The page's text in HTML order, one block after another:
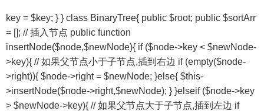
key = $key; } } class BinaryTree{ public $root; public $sortArr
= []; // 插入节点 public function
insertNode($node,$newNode){ if ($node->key < $newNode-
>key){ // 如果父节点小于子节点,插到右边 if (empty($node-
>right)){ $node->right = $newNode; }else{ $this-
>insertNode($node->right,$newNode); } }elseif ($node->key
> $newNode->key){ // 如果父节点大于子节点,插到左边 if